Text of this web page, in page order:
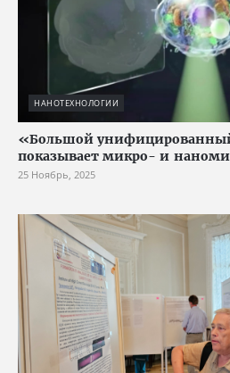
НАНОТЕХНОЛОГИИ
«Большой
показывает микро- и
25 Ноябрь, 2025